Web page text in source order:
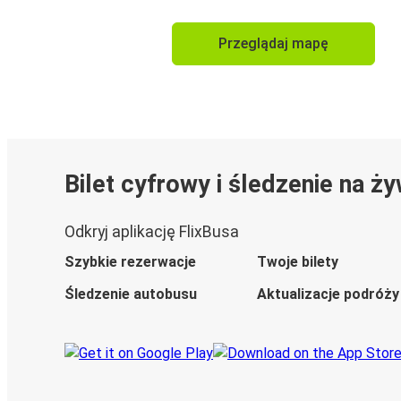
Przeglądaj mapę
Bilet cyfrowy i śledzenie na
Odkryj aplikację FlixBusa
Szybkie rezerwacje
Twoje bilety
Śledzenie autobusu
Aktualizacje podróży